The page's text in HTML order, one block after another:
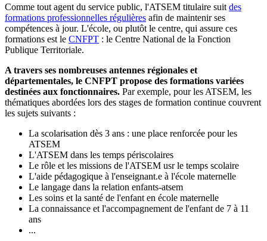
Comme tout agent du service public, l'ATSEM titulaire suit des
formations professionnelles régulières afin de maintenir ses
compétences à jour. L'école, ou plutôt le centre, qui assure ces
formations est le CNFPT : le Centre National de la Fonction
Publique Territoriale.
A travers ses nombreuses antennes régionales et
départementales, le CNFPT propose des formations variées
destinées aux fonctionnaires. Par exemple, pour les ATSEM, les
thématiques abordées lors des stages de formation continue couvrent
les sujets suivants :
La scolarisation dès 3 ans : une place renforcée pour les
ATSEM
L'ATSEM dans les temps périscolaires
Le rôle et les missions de l'ATSEM usr le temps scolaire
L'aide pédagogique à l'enseignant.e à l'école maternelle
Le langage dans la relation enfants-atsem
Les soins et la santé de l'enfant en école maternelle
La connaissance et l'accompagnement de l'enfant de 7 à 11
ans
...